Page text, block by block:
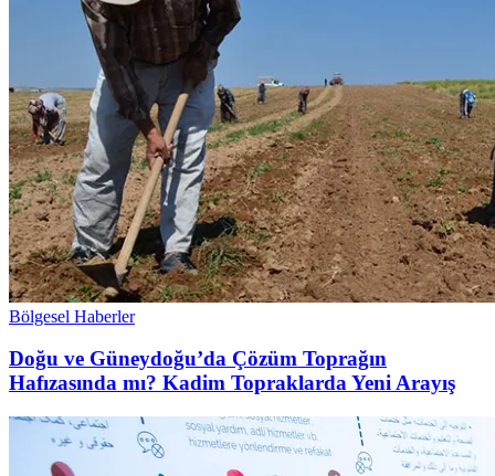
Bölgesel Haberler
Doğu ve Güneydoğu’da Çözüm Toprağın
Hafızasında mı? Kadim Topraklarda Yeni Arayış